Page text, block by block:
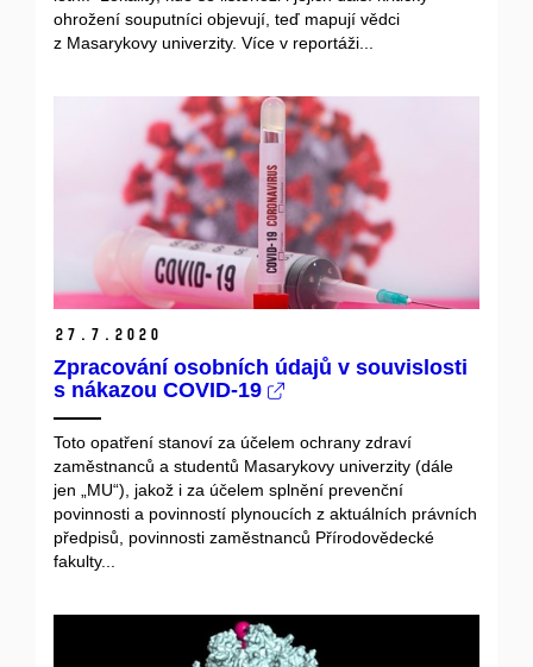
ohrožení souputníci objevují, teď mapují vědci
z Masarykovy univerzity. Více v reportáži...
27. 7. 2020
Zpracování osobních údajů v souvislosti
s nákazou COVID-19
Toto opatření stanoví za účelem ochrany zdraví
zaměstnanců a studentů Masarykovy univerzity (dále
jen „MU“), jakož i za účelem splnění prevenční
povinnosti a povinností plynoucích z aktuálních právních
předpisů, povinnosti zaměstnanců Přírodovědecké
fakulty...